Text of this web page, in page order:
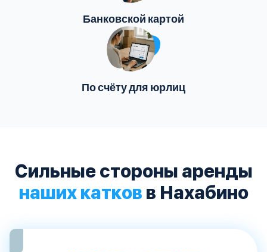
Банковской картой
По счёту для юрлиц
Сильные стороны аренды
наших катков в Нахабино